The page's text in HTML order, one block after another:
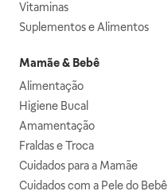
Vitaminas
Suplementos e Alimentos
Mamãe & Bebê
Alimentação
Higiene Bucal
Amamentação
Fraldas e Troca
Cuidados para a Mamãe
Cuidados com a Pele do Bebê